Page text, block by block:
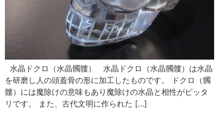
水晶ドクロ（水晶髑髏） 水晶ドクロ（水晶髑髏）は水晶
を研磨し人の頭蓋骨の形に加工したものです。 ドクロ（髑
髏）には魔除けの意味もあり魔除けの水晶と相性がピッタ
リです。 また、古代文明に作られた […]